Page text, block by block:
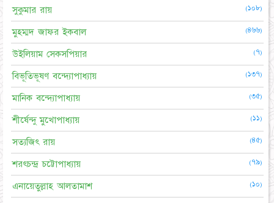
সুকুমার রায় (১০৮)
মুহম্মদ জাফর ইকবাল (৪৬৬)
উইলিয়াম সেকসপিয়ার (৭)
বিভূতিভূষণ বন্দ্যোপাধ্যায় (১৩৭)
মানিক বন্দ্যোপাধ্যায় (৩৫)
শীর্ষেন্দু মুখোপাধ্যায় (১১)
সত্যজিৎ রায় (৪৫)
শরৎচন্দ্র চট্টোপাধ্যায় (৭৯)
এনায়েতুল্লাহ আলতামাশ (১০)